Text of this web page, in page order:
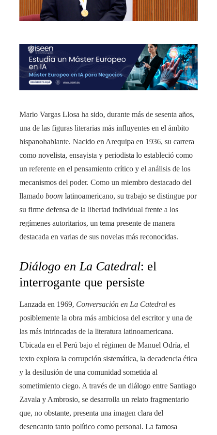
Mario Vargas Llosa ha sido, durante más de sesenta años,
una de las figuras literarias más influyentes en el ámbito
hispanohablante. Nacido en Arequipa en 1936, su carrera
como novelista, ensayista y periodista lo estableció como
un referente en el pensamiento crítico y el análisis de los
mecanismos del poder. Como un miembro destacado del
llamado boom latinoamericano, su trabajo se distingue por
su firme defensa de la libertad individual frente a los
regímenes autoritarios, un tema presente de manera
destacada en varias de sus novelas más reconocidas.
Diálogo en La Catedral: el
interrogante que persiste
Lanzada en 1969, Conversación en La Catedral es
posiblemente la obra más ambiciosa del escritor y una de
las más intrincadas de la literatura latinoamericana.
Ubicada en el Perú bajo el régimen de Manuel Odría, el
texto explora la corrupción sistemática, la decadencia ética
y la desilusión de una comunidad sometida al
sometimiento ciego. A través de un diálogo entre Santiago
Zavala y Ambrosio, se desarrolla un relato fragmentario
que, no obstante, presenta una imagen clara del
desencanto tanto político como personal. La famosa